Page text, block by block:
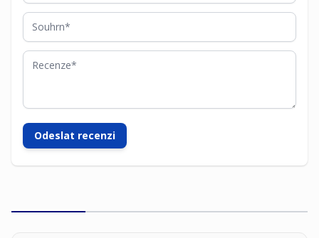
Souhrn
Recenze
Odeslat recenzi